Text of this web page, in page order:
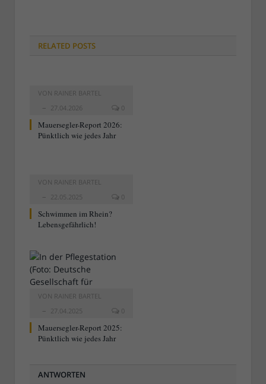
RELATED POSTS
VON RAINER BARTEL
27.04.2026
0
Mauersegler-Report 2026:
Pünktlich wie jedes Jahr
VON RAINER BARTEL
22.05.2025
0
Schwimmen im Rhein?
Lebensgefährlich!
VON RAINER BARTEL
27.04.2025
0
Mauersegler-Report 2025:
Pünktlich wie jedes Jahr
ANTWORTEN